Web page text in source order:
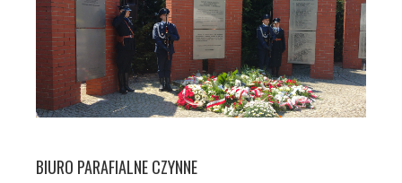
BIURO PARAFIALNE CZYNNE